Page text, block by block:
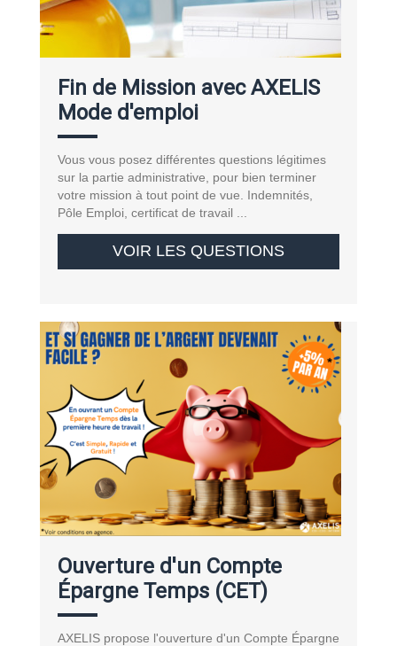
Fin de Mission avec AXELIS
Mode d'emploi
Vous vous posez différentes questions légitimes
sur la partie administrative, pour bien terminer
votre mission à tout point de vue. Indemnités,
Pôle Emploi, certificat de travail ...
VOIR LES QUESTIONS
Ouverture d'un Compte
Épargne Temps (CET)
AXELIS propose l'ouverture d'un Compte Épargne